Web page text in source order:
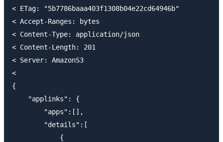
< ETag: "5b7786baaa403f1308b04e22cd64946b"
< Accept-Ranges: bytes
< Content-Type: application/json
< Content-Length: 201
< Server: AmazonS3
<
{
    "applinks": {
        "apps":[],
        "details":[
            {